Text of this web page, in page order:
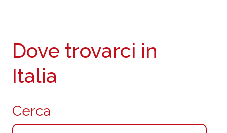
Cerca
Dove trovarci in
Italia